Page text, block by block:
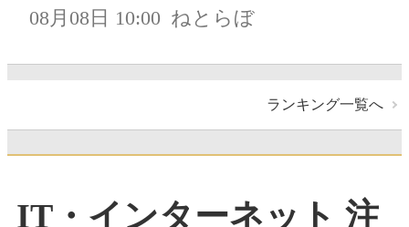
08月08日 10:00 ねとらぼ
ランキング一覧へ
IT・インターネット 注